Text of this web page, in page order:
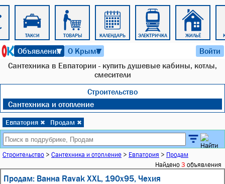
ТАКСИ ТОВАРЫ КАЛЕНДАРЬ ЭЛЕКТРИЧКА ЖИЛЬЁ
Объявления
▼ О Крыме
▼ Войти
Сантехника в Евпатории - купить душевые кабины, котлы,
смесители
Строительство
Сантехника и отопление
Евпатория ✖ Продам ✖
Строительство > Сантехника и отопление > Евпатория > Продам
Найдено 3 объявления
Продам: Ванна Ravak XXL, 190x95, Чехия